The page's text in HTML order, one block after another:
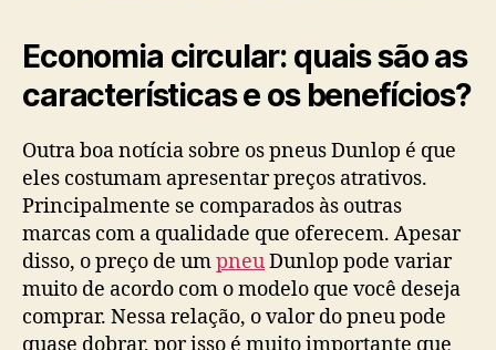
Economia circular: quais são as
características e os benefícios?
Outra boa notícia sobre os pneus Dunlop é que
eles costumam apresentar preços atrativos.
Principalmente se comparados às outras
marcas com a qualidade que oferecem. Apesar
disso, o preço de umpneuDunlop pode variar
muito de acordo com o modelo que você deseja
comprar. Nessa relação, o valor do pneu pode
quase dobrar, por isso é muito importante que